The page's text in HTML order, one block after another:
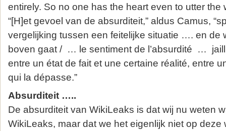
entirely. So no one has the heart even to utter the
“[H]et gevoel van de absurditeit,” aldus Camus,
vergelijking tussen een feitelijke situatie …. en de
boven gaat / … le sentiment de l’absurdité …
entre un état de fait et une certaine réalité, entre
qui la dépasse.”
Absurditeit …..
De absurditeit van WikiLeaks is dat wij nu weten
WikiLeaks, maar dat we het eigenlijk niet op deze